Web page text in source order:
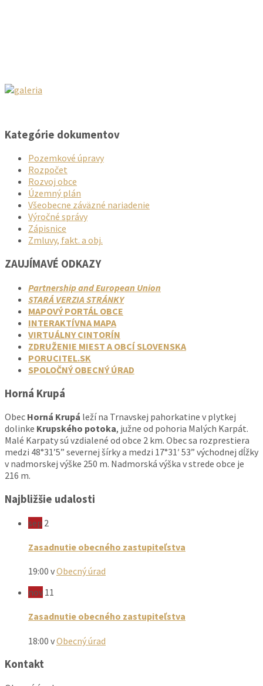
Kategórie dokumentov
Pozemkové úpravy
Rozpočet
Rozvoj obce
Územný plán
Všeobecne záväzné nariadenie
Výročné správy
Zápisnice
Zmluvy, fakt. a obj.
ZAUJÍMAVÉ ODKAZY
Partnership and European Union
STARÁ VERZIA STRÁNKY
MAPOVÝ PORTÁL OBCE
INTERAKTÍVNA MAPA
VIRTUÁLNY CINTORÍN
ZDRUŽENIE MIEST A OBCÍ SLOVENSKA
PORUCITEL.SK
SPOLOČNÝ OBECNÝ ÚRAD
Horná Krupá
Obec Horná Krupá leží na Trnavskej pahorkatine v plytkej
dolinke Krupského potoka, južne od pohoria Malých Karpát.
Malé Karpaty sú vzdialené od obce 2 km. Obec sa rozprestiera
medzi 48°31’5” severnej šírky a medzi 17°31′ 53” východnej dĺžky
v nadmorskej výške 250 m. Nadmorská výška v strede obce je
216 m.
Najbližšie udalosti
sep 2
Zasadnutie obecného zastupiteľstva
19:00 vObecný úrad
nov 11
Zasadnutie obecného zastupiteľstva
18:00 vObecný úrad
Kontakt